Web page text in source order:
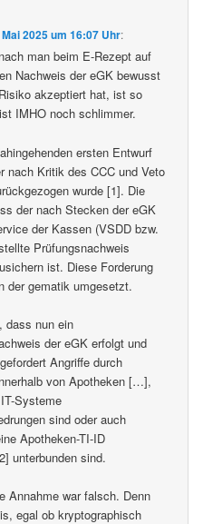
2025 um 16:07 Uhr:
man beim E-Rezept auf
Nachweis der eGK bewusst
akzeptiert hat, ist so
IMHO noch schlimmer.
ersten Entwurf
nach Kritik des CCC und Veto
wurde [1]. Die
der nach Stecken der eGK
der Kassen (VSDD bzw.
Prüfungsnachweis
ist. Diese Forderung
der gematik umgesetzt.
dass nun ein
der eGK erfolgt und
Angriffe durch
von Apotheken […],
Systeme
sind oder auch
Apotheken-TI-ID
unterbunden sind.
Annahme war falsch. Denn
egal ob kryptographisch